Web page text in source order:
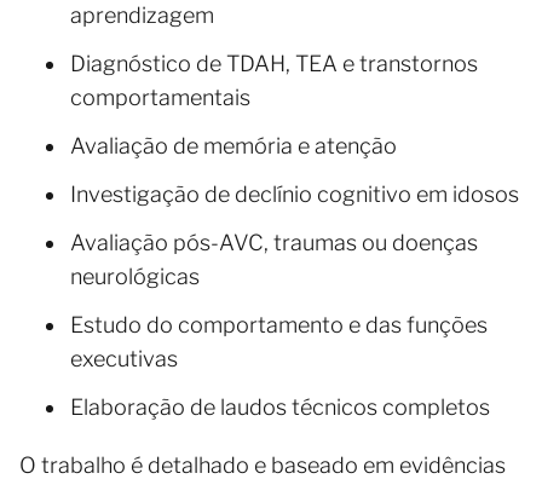
aprendizagem
Diagnóstico de TDAH, TEA e transtornos
comportamentais
Avaliação de memória e atenção
Investigação de declínio cognitivo em idosos
Avaliação pós-AVC, traumas ou doenças
neurológicas
Estudo do comportamento e das funções
executivas
Elaboração de laudos técnicos completos
O trabalho é detalhado e baseado em evidências